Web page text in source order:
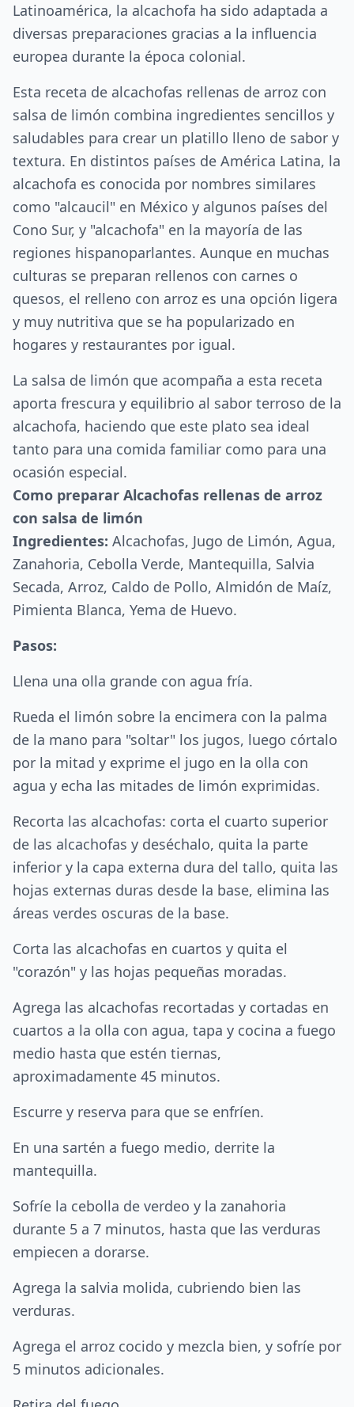
Latinoamérica, la alcachofa ha sido adaptada a
diversas preparaciones gracias a la influencia
europea durante la época colonial.
Esta receta de alcachofas rellenas de arroz con
salsa de limón combina ingredientes sencillos y
saludables para crear un platillo lleno de sabor y
textura. En distintos países de América Latina, la
alcachofa es conocida por nombres similares
como "alcaucil" en México y algunos países del
Cono Sur, y "alcachofa" en la mayoría de las
regiones hispanoparlantes. Aunque en muchas
culturas se preparan rellenos con carnes o
quesos, el relleno con arroz es una opción ligera
y muy nutritiva que se ha popularizado en
hogares y restaurantes por igual.
La salsa de limón que acompaña a esta receta
aporta frescura y equilibrio al sabor terroso de la
alcachofa, haciendo que este plato sea ideal
tanto para una comida familiar como para una
ocasión especial.
Como preparar Alcachofas rellenas de arroz
con salsa de limón
Ingredientes: Alcachofas, Jugo de Limón, Agua,
Zanahoria, Cebolla Verde, Mantequilla, Salvia
Secada, Arroz, Caldo de Pollo, Almidón de Maíz,
Pimienta Blanca, Yema de Huevo.
Pasos:
Llena una olla grande con agua fría.
Rueda el limón sobre la encimera con la palma
de la mano para "soltar" los jugos, luego córtalo
por la mitad y exprime el jugo en la olla con
agua y echa las mitades de limón exprimidas.
Recorta las alcachofas: corta el cuarto superior
de las alcachofas y deséchalo, quita la parte
inferior y la capa externa dura del tallo, quita las
hojas externas duras desde la base, elimina las
áreas verdes oscuras de la base.
Corta las alcachofas en cuartos y quita el
"corazón" y las hojas pequeñas moradas.
Agrega las alcachofas recortadas y cortadas en
cuartos a la olla con agua, tapa y cocina a fuego
medio hasta que estén tiernas,
aproximadamente 45 minutos.
Escurre y reserva para que se enfríen.
En una sartén a fuego medio, derrite la
mantequilla.
Sofríe la cebolla de verdeo y la zanahoria
durante 5 a 7 minutos, hasta que las verduras
empiecen a dorarse.
Agrega la salvia molida, cubriendo bien las
verduras.
Agrega el arroz cocido y mezcla bien, y sofríe por
5 minutos adicionales.